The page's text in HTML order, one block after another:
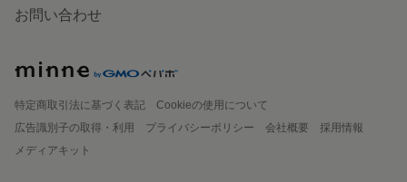
お問い合わせ
特定商取引法に基づく表記
Cookieの使用について
広告識別子の取得・利用
プライバシーポリシー 会社概要
採用情報
メディアキット